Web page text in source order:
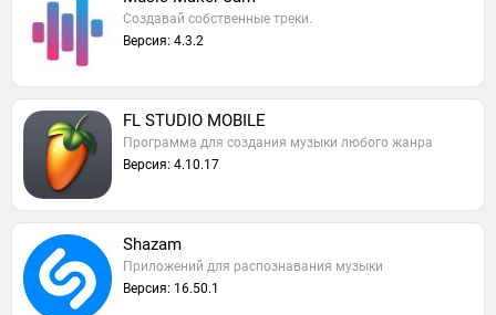
Создавай собственные треки.
Версия: 4.3.2
FL STUDIO MOBILE
Программа для создания музыки любого жанра
Версия: 4.10.17
Shazam
Приложений для распознавания музыки
Версия: 16.50.1